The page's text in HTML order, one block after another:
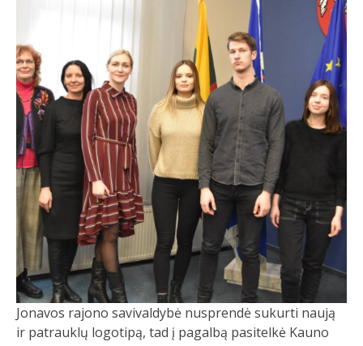
Jonavos rajono savivaldybė nusprendė sukurti naują
ir patrauklų logotipą, tad į pagalbą pasitelkė Kauno